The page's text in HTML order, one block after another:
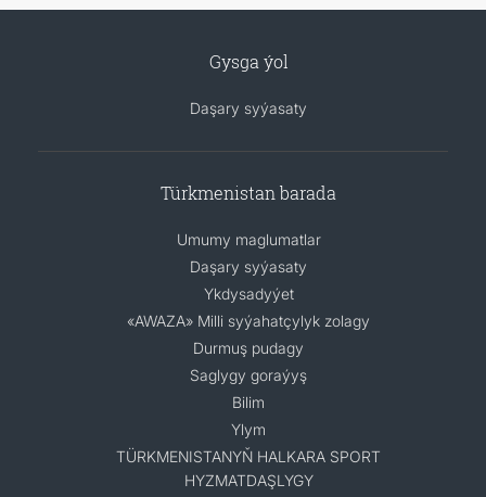
Gysga ýol
Daşary syýasaty
Türkmenistan barada
Umumy maglumatlar
Daşary syýasaty
Ykdysadyýet
«AWAZA» Milli syýahatçylyk zolagy
Durmuş pudagy
Saglygy goraýyş
Bilim
Ylym
TÜRKMENISTANYŇ HALKARA SPORT
HYZMATDAŞLYGY